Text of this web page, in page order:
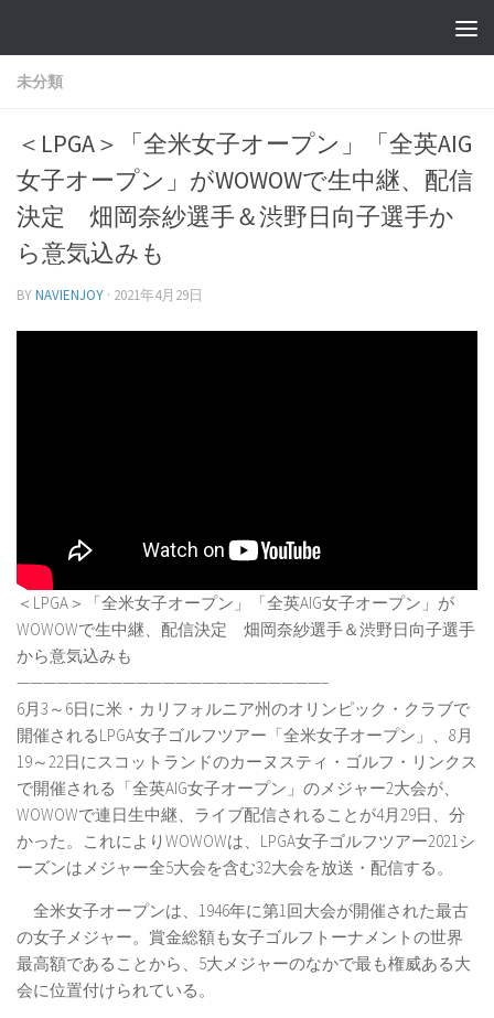
未分類
＜LPGA＞「全米女子オープン」「全英AIG
女子オープン」がWOWOWで生中継、配信
決定 畑岡奈紗選手＆渋野日向子選手か
ら意気込みも
BYNAVIENJOY · 2021年4月29日
＜LPGA＞「全米女子オープン」「全英AIG女子オープン」が
WOWOWで生中継、配信決定 畑岡奈紗選手＆渋野日向子選手
から意気込みも
———————————————————————–
6月3～6日に米・カリフォルニア州のオリンピック・クラブで
開催されるLPGA女子ゴルフツアー「全米女子オープン」、8月
19～22日にスコットランドのカーヌスティ・ゴルフ・リンクス
で開催される「全英AIG女子オープン」のメジャー2大会が、
WOWOWで連日生中継、ライブ配信されることが4月29日、分
かった。これによりWOWOWは、LPGA女子ゴルフツアー2021シ
ーズンはメジャー全5大会を含む32大会を放送・配信する。
全米女子オープンは、1946年に第1回大会が開催された最古
の女子メジャー。賞金総額も女子ゴルフトーナメントの世界
最高額であることから、5大メジャーのなかで最も権威ある大
会に位置付けられている。